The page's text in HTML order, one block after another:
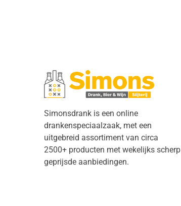
Simonsdrank is een online
drankenspeciaalzaak, met een
uitgebreid assortiment van circa
2500+ producten met wekelijks scherp
geprijsde aanbiedingen.